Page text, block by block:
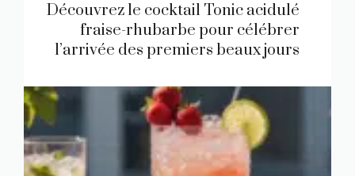
Découvrez le cocktail Tonic acidulé
fraise-rhubarbe pour célébrer
l’arrivée des premiers beaux jours